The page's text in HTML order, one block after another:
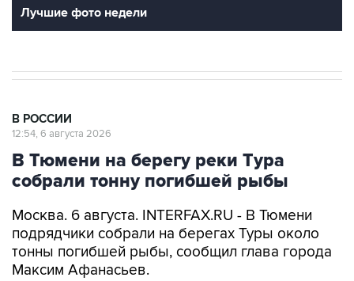
Лучшие фото недели
В РОССИИ
12:54, 6 августа 2026
В Тюмени на берегу реки Тура
собрали тонну погибшей рыбы
Москва. 6 августа. INTERFAX.RU - В Тюмени
подрядчики собрали на берегах Туры около
тонны погибшей рыбы, сообщил глава города
Максим Афанасьев.